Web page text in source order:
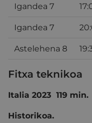
Igandea 7
Igandea 7
Astelehena 8
Fitxa teknikoa
Italia 2023 119 min.
Historikoa.